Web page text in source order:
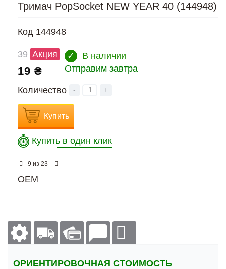
Тримач PopSocket NEW YEAR 40 (144948)
Код 144948
39 Акция
19 ₴
✓
В наличии
Отправим завтра
Количество - +
Купить
Купить в один клик
9 из 23
OEM
ОРИЕНТИРОВОЧНАЯ СТОИМОСТЬ